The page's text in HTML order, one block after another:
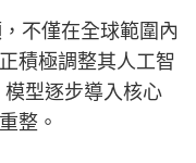
不僅在全球範圍內
積極調整其人工智
型逐步導入核心
整。